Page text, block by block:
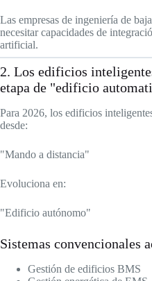
Las empresas de ingeniería de
necesitar capacidades de
artificial.
2. Los edificios
etapa de "edificio
Para 2026, los edificios
desde:
"Mando a distancia"
Evoluciona en:
"Edificio autónomo"
Sistemas convencionales
Gestión de edificios BMS